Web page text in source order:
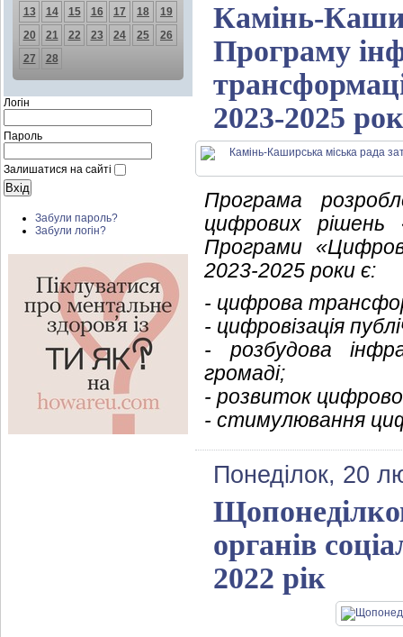
13
14 15 16 17 18
19
20
21 22 23 24 25
26
27
28
Логін
Пароль
Залишатися на сайті
Забули пароль?
Забули логін?
Камінь-
Програму
2023-2025
Програма
цифрових рішень
Програми
2023-2025 роки є:
- цифрова
- цифровізація
- розбудова
громаді;
- розвиток
- стимулювання
Понеділок, 20
органів
2022 рік